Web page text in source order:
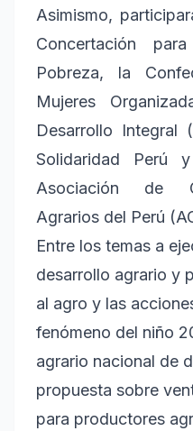
Asimismo,
Concertación
Pobreza, la
Mujeres
Desarrollo Integral
Solidaridad Perú
Asociación de
Agrarios del Perú
Entre los temas a
desarrollo agrario y
al agro y las
fenómeno del niño
agrario nacional de
propuesta sobre
para productores